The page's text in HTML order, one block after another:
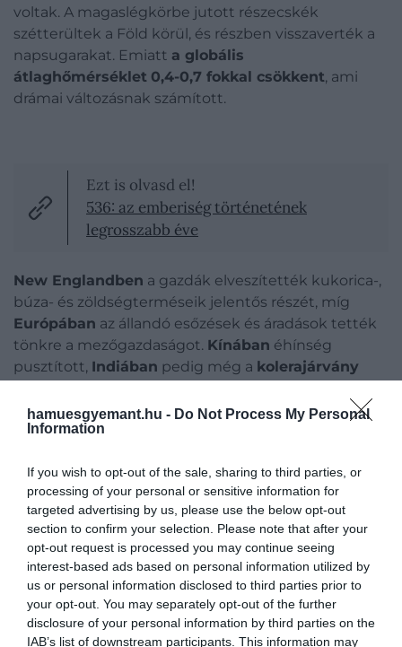
hamuesgyemant.hu - Do Not Process My Personal
Information
If you wish to opt-out of the sale, sharing to third parties, or
processing of your personal or sensitive information for
targeted advertising by us, please use the below opt-out
section to confirm your selection. Please note that after your
opt-out request is processed you may continue seeing
interest-based ads based on personal information utilized by
us or personal information disclosed to third parties prior to
your opt-out. You may separately opt-out of the further
disclosure of your personal information by third parties on the
IAB’s list of downstream participants. This information may
voltak. A magaslégkörbe jutott részecskék
szétterültek a Föld körül, és részben visszaverték a
napsugarakat. Emiatt a globális
átlaghőmérséklet 0,4-0,7 fokkal csökkent, ami
drámai változásnak számított.
Ezt is olvasd el!
536: az emberiség történetének
legrosszabb éve
New Englandben a gazdák elveszítették kukorica-,
búza- és zöldségterméseik jelentős részét, míg
Európában az állandó esőzések és áradások tették
tönkre a mezőgazdaságot. Kínában éhínség
pusztított, Indiában pedig még a kolerajárvány
körülményekkel. A kor emberei nem tudhatták,
hogy a világ másik felén történt vulkánkitörés
még gyerekcipőben járt, ezértsokan vallási
magyarázatokat kerestek, mivel attól féltek, hogy
egy tartós klímaváltozás kezdetének szemtanúi.